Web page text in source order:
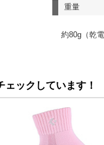
重量
約80g（乾
ックしています！